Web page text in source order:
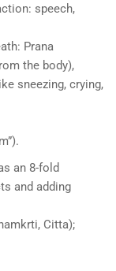
speech,
Prana
the body),
sneezing, crying,
an 8-fold
and adding
Citta);